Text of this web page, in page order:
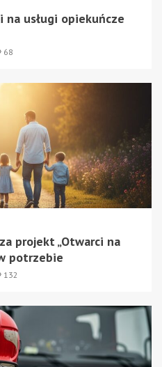
na usługi opiekuńcze
68
projekt „Otwarci na
potrzebie
132